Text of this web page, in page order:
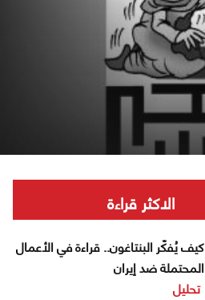
الاكثر قراءة
كيف يُفكّر البنتاغون.. قراءة في الأعمال
المحتملة ضد إيران
تحليل